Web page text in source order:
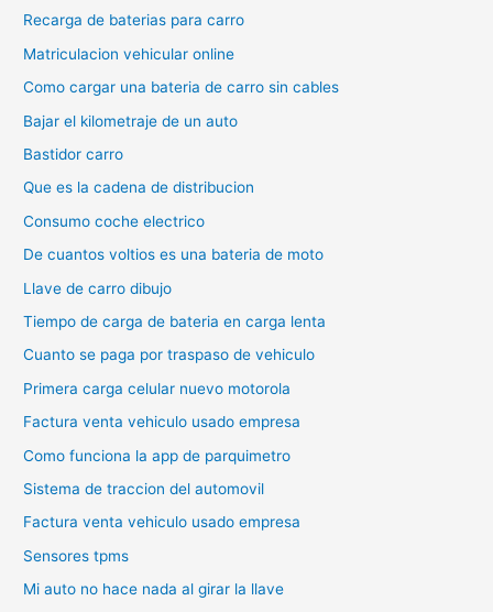
Recarga de baterias para carro
Matriculacion vehicular online
Como cargar una bateria de carro sin cables
Bajar el kilometraje de un auto
Bastidor carro
Que es la cadena de distribucion
Consumo coche electrico
De cuantos voltios es una bateria de moto
Llave de carro dibujo
Tiempo de carga de bateria en carga lenta
Cuanto se paga por traspaso de vehiculo
Primera carga celular nuevo motorola
Factura venta vehiculo usado empresa
Como funciona la app de parquimetro
Sistema de traccion del automovil
Factura venta vehiculo usado empresa
Sensores tpms
Mi auto no hace nada al girar la llave